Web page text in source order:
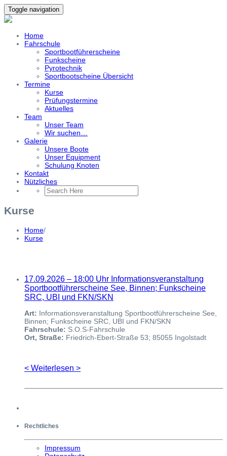
Toggle navigation
Home
Fahrschule
Sportbootführerscheine
Funkscheine
Pyrotechnik
Sportbootscheine Übersicht
Termine
Kurse
Prüfungstermine
Aktuelles
Team
Unser Team
Wir suchen…
Galerie
Unsere Boote
Unser Equipment
Schulung Knoten
Kontakt
Nützliches
Kurse
Home/
Kurse
17.09.2026 – 18:00 Uhr Informationsveranstaltung
Sportbootführerscheine See, Binnen; Funkscheine
SRC, UBI und FKN/SKN
Art: Informationsveranstaltung Sportbootführerscheine See,
Binnen; Funkscheine SRC, UBI und FKN/SKN
Fahrschule: S.O.S-Fahrschule
Ort, Straße: Friedrich-Ebert-Straße 53; 85055 Ingolstadt
< Weiterlesen >
Rechtliches
Impressum